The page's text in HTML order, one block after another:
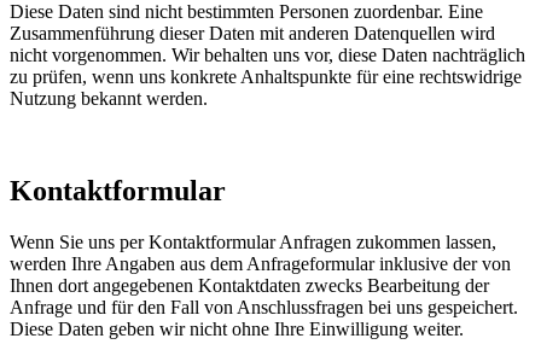
Diese Daten sind nicht bestimmten Personen zuordenbar. Eine
Zusammenführung dieser Daten mit anderen Datenquellen wird
nicht vorgenommen. Wir behalten uns vor, diese Daten nachträglich
zu prüfen, wenn uns konkrete Anhaltspunkte für eine rechtswidrige
Nutzung bekannt werden.
Kontaktformular
Wenn Sie uns per Kontaktformular Anfragen zukommen lassen,
werden Ihre Angaben aus dem Anfrageformular inklusive der von
Ihnen dort angegebenen Kontaktdaten zwecks Bearbeitung der
Anfrage und für den Fall von Anschlussfragen bei uns gespeichert.
Diese Daten geben wir nicht ohne Ihre Einwilligung weiter.